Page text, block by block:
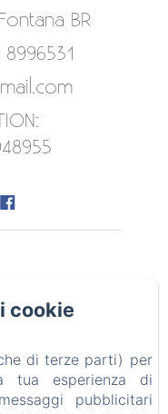
BR
cookie
di terze parti) per
tua esperienza di
pubblicitari